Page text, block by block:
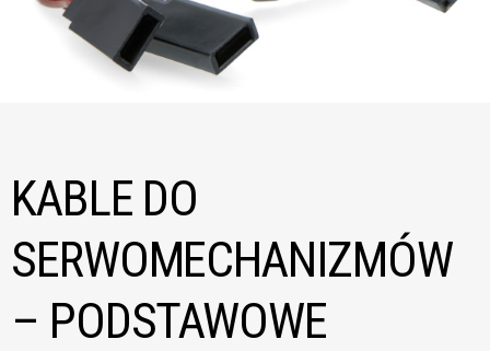
KABLE DO
SERWOMECHANIZMÓW
– PODSTAWOWE